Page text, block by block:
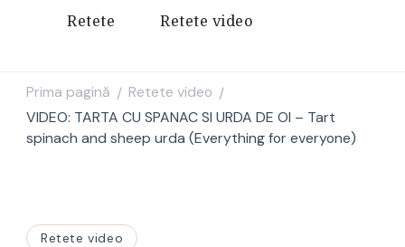
Retete Retete video
Prima pagină / Retete video /
VIDEO: TARTA CU SPANAC SI URDA DE OI – Tart
spinach and sheep urda (Everything for everyone)
Retete video